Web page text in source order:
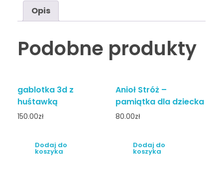
Opis
Podobne produkty
gablotka 3d z
huśtawką
150.00zł
Dodaj do
koszyka
Anioł Stróż –
pamiątka dla dziecka
80.00zł
Dodaj do
koszyka